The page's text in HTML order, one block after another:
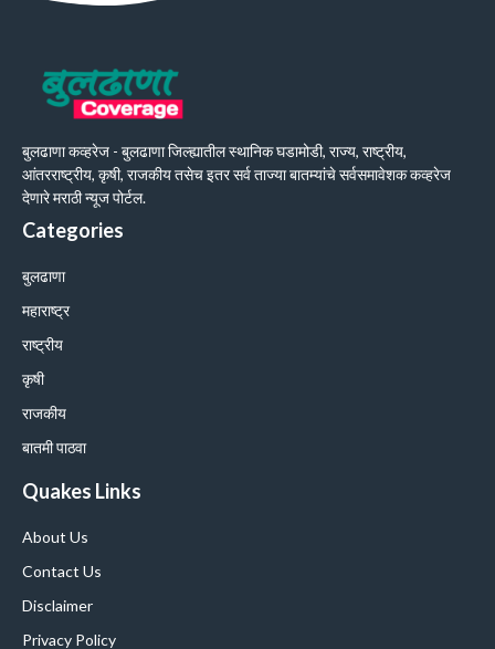
बुलढाणा कव्हरेज - बुलढाणा जिल्ह्यातील स्थानिक घडामोडी, राज्य, राष्ट्रीय,
आंतरराष्ट्रीय, कृषी, राजकीय तसेच इतर सर्व ताज्या बातम्यांचे सर्वसमावेशक कव्हरेज
देणारे मराठी न्यूज पोर्टल.
Categories
बुलढाणा
महाराष्ट्र
राष्ट्रीय
कृषी
राजकीय
बातमी पाठवा
Quakes Links
About Us
Contact Us
Disclaimer
Privacy Policy